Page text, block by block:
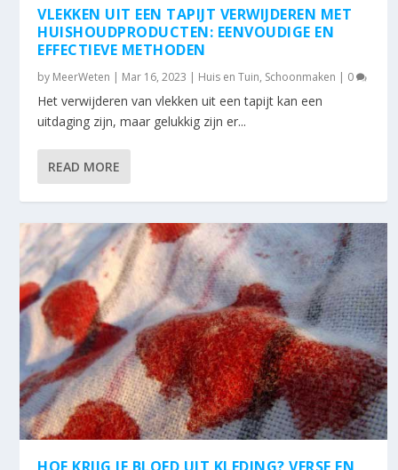
VLEKKEN UIT EEN TAPIJT VERWIJDEREN MET
HUISHOUDPRODUCTEN: EENVOUDIGE EN
EFFECTIEVE METHODEN
by MeerWeten | Mar 16, 2023 | Huis en Tuin, Schoonmaken | 0
Het verwijderen van vlekken uit een tapijt kan een
uitdaging zijn, maar gelukkig zijn er...
READ MORE
HOE KRIJG JE BLOED UIT KLEDING? VERSE EN